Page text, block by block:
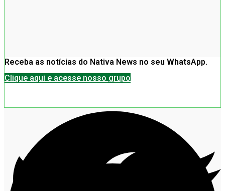
Receba as notícias do Nativa News no seu WhatsApp.
Clique aqui e acesse nosso grupo